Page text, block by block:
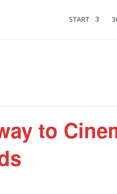
START
to